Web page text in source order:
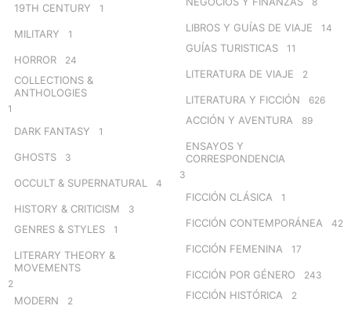
19TH CENTURY 1
MILITARY 1
HORROR 24
COLLECTIONS &
ANTHOLOGIES
1
DARK FANTASY 1
GHOSTS 3
OCCULT & SUPERNATURAL 4
HISTORY & CRITICISM 3
GENRES & STYLES 1
LITERARY THEORY &
MOVEMENTS
2
MODERN 2
LIBROS Y GUÍAS DE VIAJE 14
GUÍAS TURISTICAS 11
LITERATURA DE VIAJE 2
LITERATURA Y FICCIÓN 626
ACCIÓN Y AVENTURA 89
ENSAYOS Y
CORRESPONDENCIA
3
FICCIÓN CLÁSICA 1
FICCIÓN CONTEMPORÁNEA 42
FICCIÓN FEMENINA 17
FICCIÓN POR GÉNERO 243
FICCIÓN HISTÓRICA 2